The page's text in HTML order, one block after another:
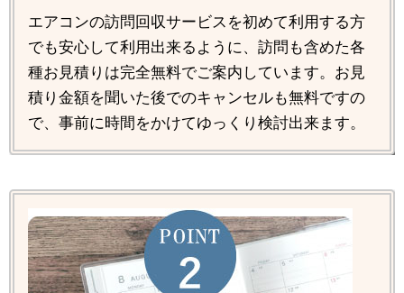
エアコンの訪問回収サービスを初めて利用する方
でも安心して利用出来るように、訪問も含めた各
種お見積りは完全無料でご案内しています。お見
積り金額を聞いた後でのキャンセルも無料ですの
で、事前に時間をかけてゆっくり検討出来ます。